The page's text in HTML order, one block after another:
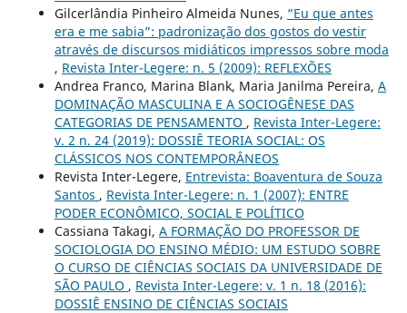
Gilcerlândia Pinheiro Almeida Nunes, “Eu que antes
era e me sabia”: padronização dos gostos do vestir
através de discursos midiáticos impressos sobre moda
, Revista Inter-Legere: n. 5 (2009): REFLEXÕES
Andrea Franco, Marina Blank, Maria Janilma Pereira, A
DOMINAÇÃO MASCULINA E A SOCIOGÊNESE DAS
CATEGORIAS DE PENSAMENTO , Revista Inter-Legere:
v. 2 n. 24 (2019): DOSSIÊ TEORIA SOCIAL: OS
CLÁSSICOS NOS CONTEMPORÂNEOS
Revista Inter-Legere, Entrevista: Boaventura de Souza
Santos , Revista Inter-Legere: n. 1 (2007): ENTRE
PODER ECONÔMICO, SOCIAL E POLÍTICO
Cassiana Takagi, A FORMAÇÃO DO PROFESSOR DE
SOCIOLOGIA DO ENSINO MÉDIO: UM ESTUDO SOBRE
O CURSO DE CIÊNCIAS SOCIAIS DA UNIVERSIDADE DE
SÃO PAULO , Revista Inter-Legere: v. 1 n. 18 (2016):
DOSSIÊ ENSINO DE CIÊNCIAS SOCIAIS